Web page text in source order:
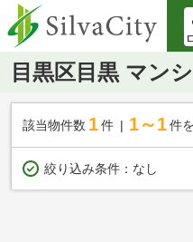
目黒区目黒 マン
該当物件数 1件 1～1 件
絞り込み条件： なし